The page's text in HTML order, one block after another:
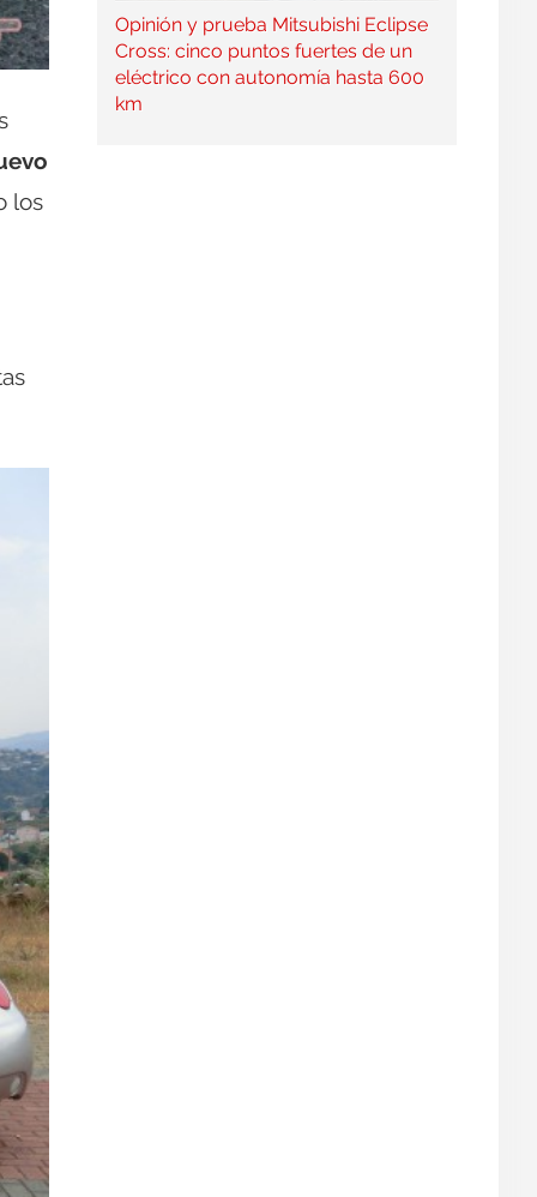
los
Opinión y prueba Mitsubishi Eclipse
Cross: cinco puntos fuertes de un
eléctrico con autonomía hasta 600
km